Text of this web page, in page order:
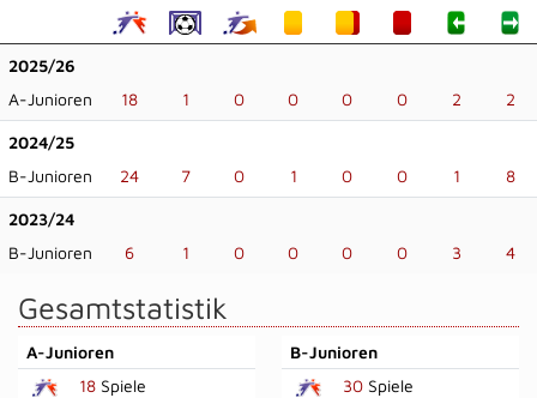
2025/26
A-Junioren
18 1 0 0 0 0 2 2
2024/25
B-Junioren
24 7 0 1 0 0 1 8
2023/24
B-Junioren
6 1 0 0 0 0 3 4
Gesamtstatistik
A-Junioren
18 Spiele
B-Junioren
30Spiele